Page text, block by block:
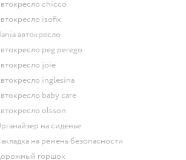
Автокресло chicco
Автокресло isofix
Nania автокресло
Автокресло peg perego
Автокресло joie
Автокресло inglesina
Автокресло baby care
Автокресло olsson
Органайзер на сиденье
Накладка на ремень безопасности
Дорожный горшок